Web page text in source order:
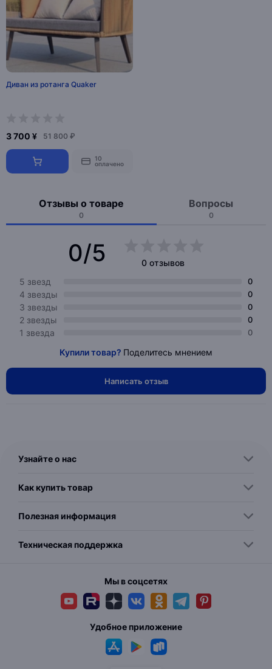
Диван из ротанга Quaker
3 700 ¥ 51 800 ₽
10
оплачено
Отзывы о товаре
0
Вопросы
0
0/5
0 отзывов
5 звезд
0
4 звезды 0
3 звезды 0
2 звезды 0
1 звезда 0
Купили товар? Поделитесь мнением
Написать отзыв
Узнайте о нас
Как купить товар
Полезная информация
Техническая поддержка
Мы в соцсетях
Удобное приложение